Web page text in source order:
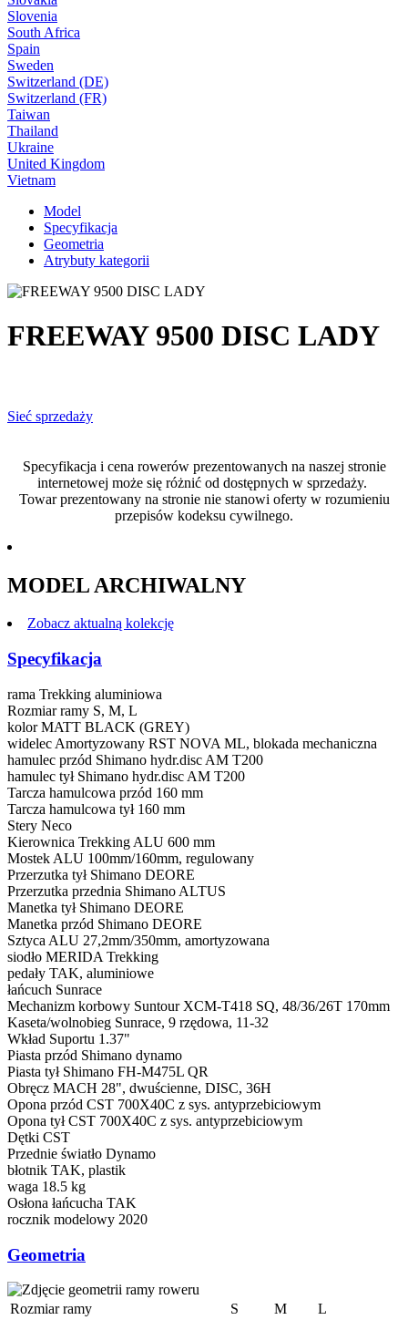
Slovenia
South Africa
Spain
Sweden
Switzerland (DE)
Switzerland (FR)
Taiwan
Thailand
Ukraine
United Kingdom
Vietnam
Model
Specyfikacja
Geometria
Atrybuty kategorii
FREEWAY 9500 DISC LADY
Sieć sprzedaży
Specyfikacja i cena rowerów prezentowanych na naszej stronie
internetowej może się różnić od dostępnych w sprzedaży.
Towar prezentowany na stronie nie stanowi oferty w rozumieniu
przepisów kodeksu cywilnego.
MODEL ARCHIWALNY
Zobacz aktualną kolekcję
Specyfikacja
rama Trekking aluminiowa
Rozmiar ramy S, M, L
kolor MATT BLACK (GREY)
widelec Amortyzowany RST NOVA ML, blokada mechaniczna
hamulec przód Shimano hydr.disc AM T200
hamulec tył Shimano hydr.disc AM T200
Tarcza hamulcowa przód 160 mm
Tarcza hamulcowa tył 160 mm
Stery Neco
Kierownica Trekking ALU 600 mm
Mostek ALU 100mm/160mm, regulowany
Przerzutka tył Shimano DEORE
Przerzutka przednia Shimano ALTUS
Manetka tył Shimano DEORE
Manetka przód Shimano DEORE
Sztyca ALU 27,2mm/350mm, amortyzowana
siodło MERIDA Trekking
pedały TAK, aluminiowe
łańcuch Sunrace
Mechanizm korbowy Suntour XCM-T418 SQ, 48/36/26T 170mm
Kaseta/wolnobieg Sunrace, 9 rzędowa, 11-32
Wkład Suportu 1.37"
Piasta przód Shimano dynamo
Piasta tył Shimano FH-M475L QR
Obręcz MACH 28", dwuścienne, DISC, 36H
Opona przód CST 700X40C z sys. antyprzebiciowym
Opona tył CST 700X40C z sys. antyprzebiciowym
Dętki CST
Przednie światło Dynamo
błotnik TAK, plastik
waga 18.5 kg
Osłona łańcucha TAK
rocznik modelowy 2020
Geometria
Rozmiar ramy S M
L